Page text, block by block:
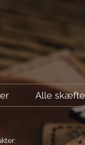
Alle